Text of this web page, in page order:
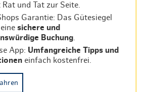
Rat und Tat zur Seite.
Garantie: Das Gütesiegel
sichere und
Buchung.
App: Umfangreiche Tipps und
einfach kostenfrei.